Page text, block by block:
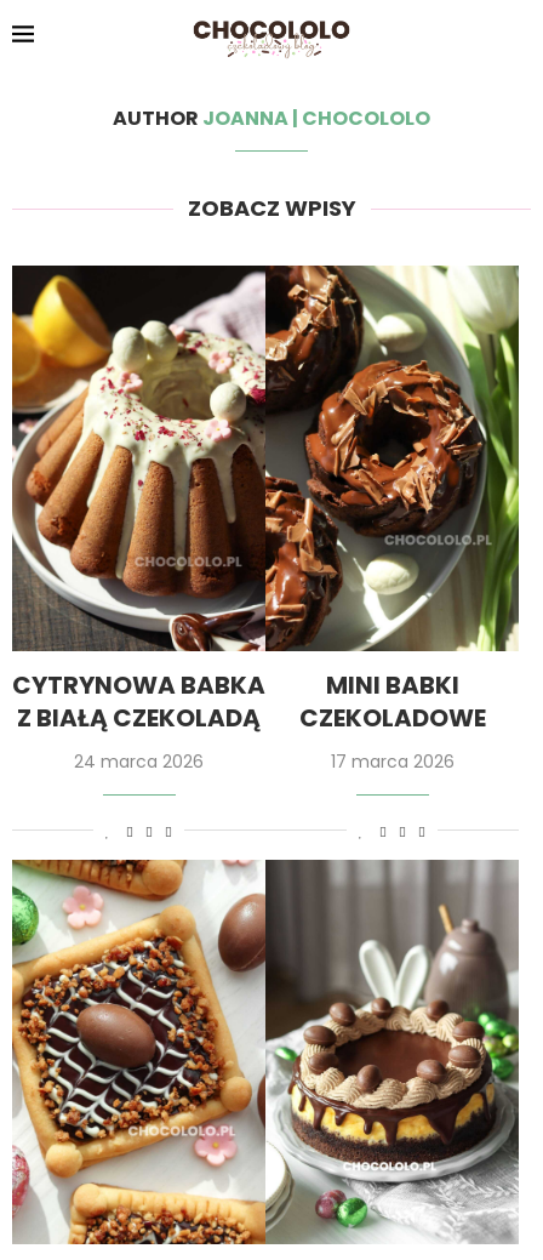
AUTHOR JOANNA | CHOCOLOLO
ZOBACZ WPISY
CYTRYNOWA BABKA
Z BIAŁĄ CZEKOLADĄ
24 marca 2026
MINI BABKI
CZEKOLADOWE
17 marca 2026